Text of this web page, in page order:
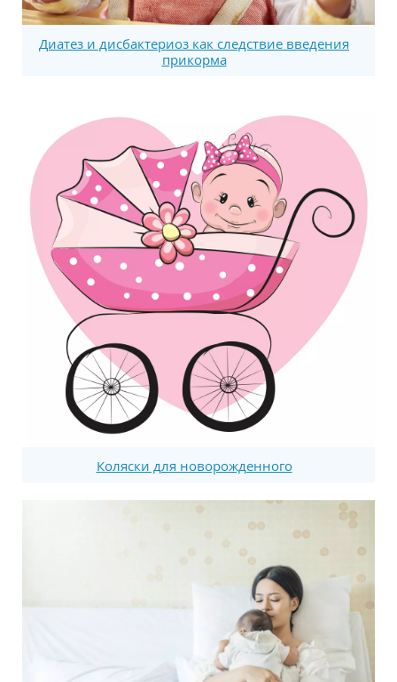
Диатез и дисбактериоз как следствие введения
прикорма
Коляски для новорожденного